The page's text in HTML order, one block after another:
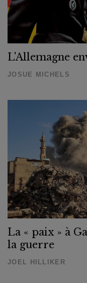
L'Allemagne
JOSUE MICHELS
La « paix » à
la guerre
JOEL HILLIKER